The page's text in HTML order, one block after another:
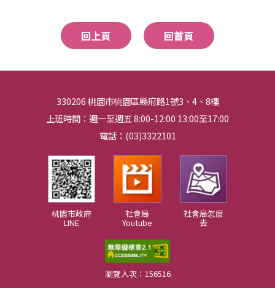
回上頁 回首頁
330206 桃園市桃園區縣府路1號3、4、8樓
上班時間：週一至週五 8:00-12:00 13:00至17:00
電話：(03)3322101
桃園市政府
LINE
社會局
Youtube
社會局怎麼
去
瀏覽人次：156516